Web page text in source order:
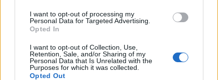
I want to opt-out of processing my
Personal Data for Targeted Advertising.
Opted In
I want to opt-out of Collection, Use,
Retention, Sale, and/or Sharing of my
Personal Data that Is Unrelated with the
Purposes for which it was collected.
Opted Out